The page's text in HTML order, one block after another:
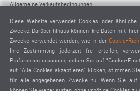
Allgemeine Verkaufsbedingungen
Allgemeine Einkaufsbedingungen
Cookie-Einstellungen
Verhaltenskodex für Lieferanten
Diese Website verwendet Cookies oder ähnliche
Zwecke. Darüber hinaus können Ihre Daten mit
Zwecke verwendet werden, wie in derCookie-
Ihre Zustimmung jederzeit frei erteilen,
Präferenzen anpassen, indem Sie auf "Cookie-
auf "Alle Cookies akzeptieren" klicken, stimmen
für alle angegebenen Zwecke zu. Wenn Sie auf